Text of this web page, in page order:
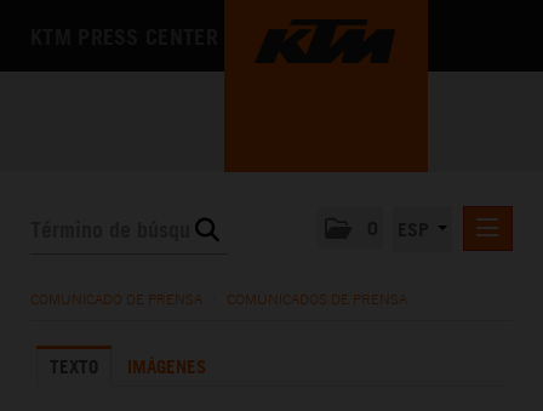
LA EMPRESA
COMUNICADO DE PRENSA COMUNICADOS DE PRENSA
TEXTO IMÁGENES